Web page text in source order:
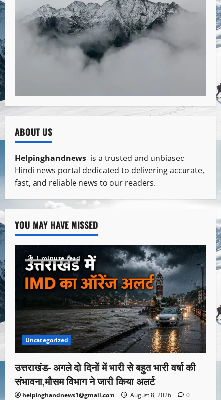
ABOUT US
Helpinghandnews is a trusted and unbiased
Hindi news portal dedicated to delivering accurate,
fast, and reliable news to our readers.
YOU MAY HAVE MISSED
1 minute read
Uncategorized
उत्तराखंड- अगले दो दिनों में भारी से बहुत भारी वर्षा की
संभावना,मौसम विभाग ने जारी किया अलर्ट
helpinghandnews1@gmail.com August 8, 2026
0